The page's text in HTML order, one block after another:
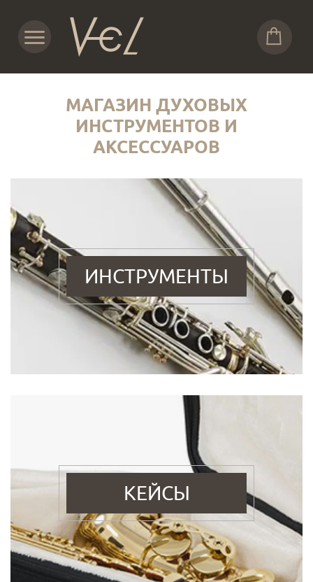
МАГАЗИН ДУХОВЫХ
ИНСТРУМЕНТОВ И
АКСЕССУАРОВ
ИНСТРУМЕНТЫ
КЕЙСЫ